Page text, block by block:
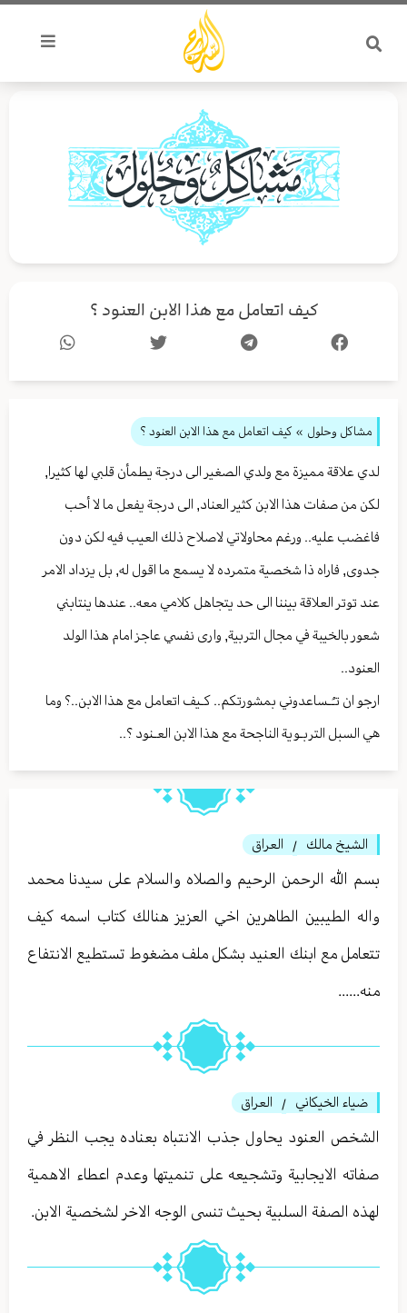
تخطي
المحتوى
كيف اتعامل مع هذا الابن العنود ؟
مشاكل وحلول » كيف اتعامل مع هذا الابن العنود ؟
لدي علاقة مميزة مع ولدي الصغير الى درجة يطمأن قلبي لها كثيرا,
لكن من صفات هذا الابن كثير العناد, الى درجة يفعل ما لا أحب
فاغضب عليه.. ورغم محاولاتي لاصلاح ذلك العيب فيه لكن دون
جدوى, فاراه ذا شخصية متمرده لا يسمع ما اقول له, بل يزداد الامر
عند توتر العلاقة بيننا الى حد يتجاهل كلامي معه.. عندها ينتابني
شعور بالخيبة في مجال التربية, وارى نفسي عاجز امام هذا الولد
العنود..
ارجو ان تـُـساعدوني بمشورتكم.. كـيف اتعامل مع هذا الابن..؟ وما
هي السبل التربـوية الناجحة مع هذا الابن العـنود ؟..
الشيخ مالك / العراق
بسم الله الرحمن الرحيم والصلاه والسلام على سيدنا محمد
واله الطيبين الطاهرين اخي العزيز هنالك كتاب اسمه كيف
تتعامل مع ابنك العنيد بشكل ملف مضغوط تستطيع الانتفاع
منه......
ضياء الخيكاني / العراق
الشخص العنود يحاول جذب الانتباه بعناده يجب النظر في
صفاته الايجابية وتشجيعه على تنميتها وعدم اعطاء الاهمية
لهذه الصفة السلبية بحيث تنسى الوجه الاخر لشخصية الابن.